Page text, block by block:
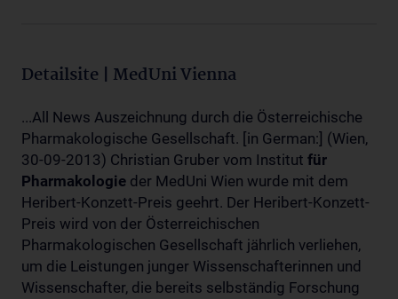
Detailsite | MedUni Vienna
...All News Auszeichnung durch die Österreichische
Pharmakologische Gesellschaft. [in German:] (Wien,
30-09-2013) Christian Gruber vom Institut für
Pharmakologie der MedUni Wien wurde mit dem
Heribert-Konzett-Preis geehrt. Der Heribert-Konzett-
Preis wird von der Österreichischen
Pharmakologischen Gesellschaft jährlich verliehen,
um die Leistungen junger Wissenschafterinnen und
Wissenschafter, die bereits selbständig Forschung